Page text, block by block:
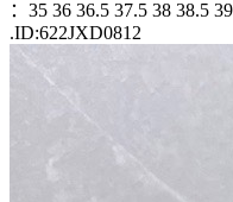
：35 36 36.5 37.5 38 38.5
.ID:622JXD0812